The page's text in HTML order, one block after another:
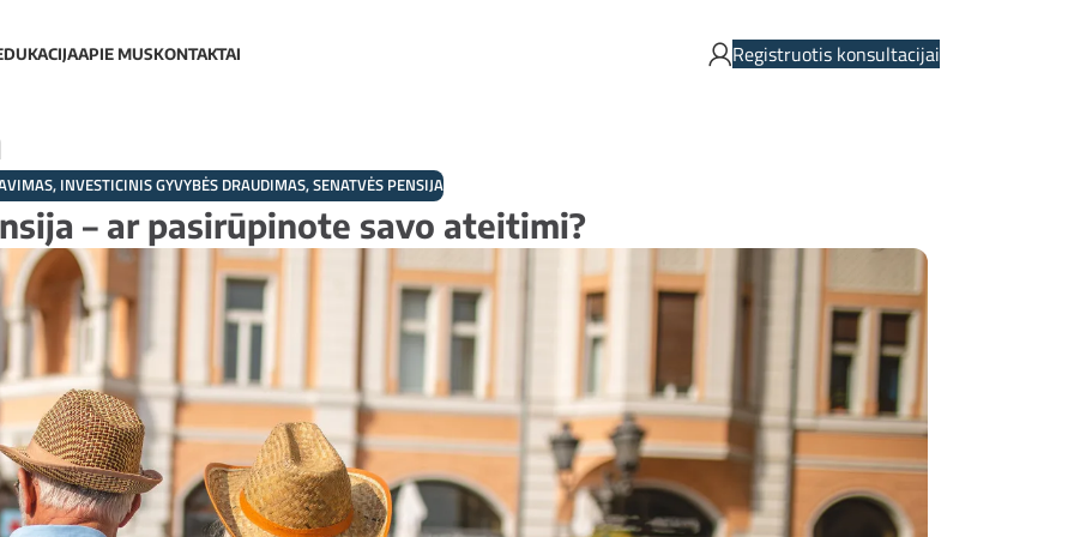
APIE MUSKONTAKTAI Registruotis konsultacijai
, INVESTICINIS GYVYBĖS DRAUDIMAS,SENATVĖS PENSIJA
– ar pasirūpinote savo ateitimi?